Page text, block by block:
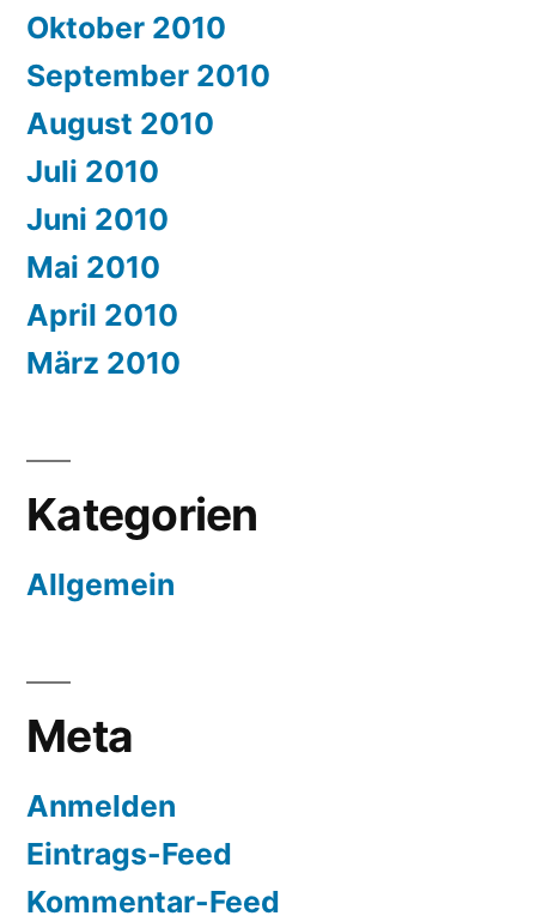
Oktober 2010
September 2010
August 2010
Juli 2010
Juni 2010
Mai 2010
April 2010
März 2010
Kategorien
Allgemein
Meta
Anmelden
Eintrags-Feed
Kommentar-Feed